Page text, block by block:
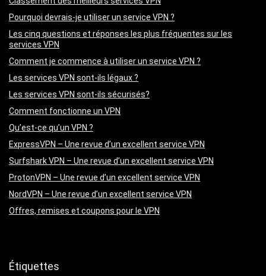
Pourquoi devrais-je utiliser un service VPN ?
Les cinq questions et réponses les plus fréquentes sur les
services VPN
Comment je commence à utiliser un service VPN ?
Les services VPN sont-ils légaux ?
Les services VPN sont-ils sécurisés?
Comment fonctionne un VPN
Qu’est-ce qu’un VPN ?
ExpressVPN – Une revue d’un excellent service VPN
Surfshark VPN – Une revue d’un excellent service VPN
ProtonVPN – Une revue d’un excellent service VPN
NordVPN – Une revue d’un excellent service VPN
Offres, remises et coupons pour le VPN
Étiquettes